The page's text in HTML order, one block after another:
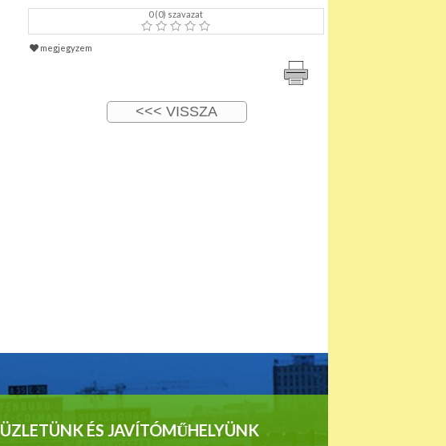
0(0) szavazat
megjegyzem
ÜZLETÜNK ÉS JAVÍTÓMŰHELYÜNK